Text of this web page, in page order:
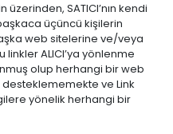
üzerinden, SATICI’nın kendi
üçüncü kişilerin
web sitelerine ve/veya
ALICI’ya yönlenme
olup herhangi bir web
ve Link
yönelik herhangi bir